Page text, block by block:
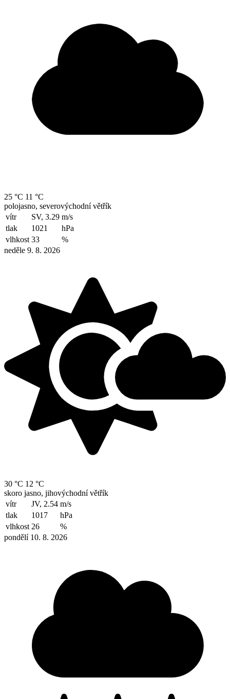
25 °C 11 °C
polojasno, severovýchodní větřík
vítr
SV, 3.29 m/s
tlak
1021
hPa
vlhkost 33
%
neděle 9. 8. 2026
30 °C 12 °C
skoro jasno, jihovýchodní větřík
vítr
JV, 2.54 m/s
tlak
1017
hPa
vlhkost 26
%
pondělí 10. 8. 2026